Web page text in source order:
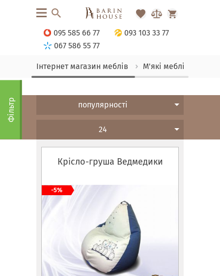
095 585 66 77
093 103 33 77
067 586 55 77
Інтернет магазин меблів М'які меблі
Фільтр популярності
24
Крісло-груша Ведмедики
-5%